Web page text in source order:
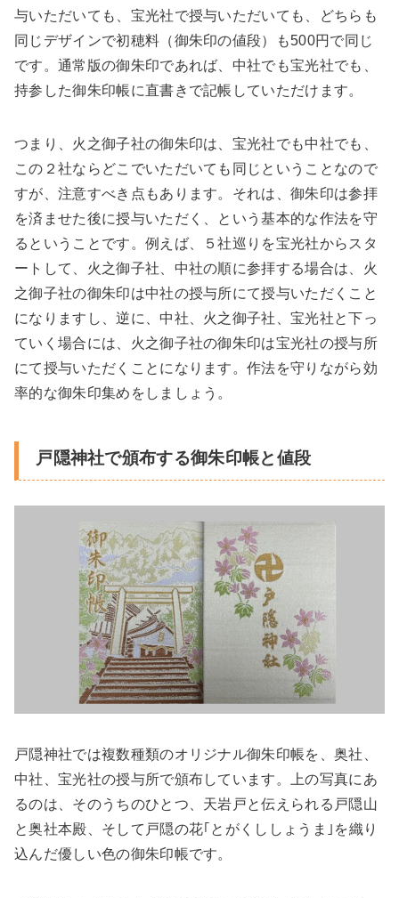
与いただいても、宝光社で授与いただいても、どちらも
同じデザインで初穂料（御朱印の値段）も500円で同じ
です。通常版の御朱印であれば、中社でも宝光社でも、
持参した御朱印帳に直書きで記帳していただけます。
つまり、火之御子社の御朱印は、宝光社でも中社でも、
この２社ならどこでいただいても同じということなので
すが、注意すべき点もあります。それは、御朱印は参拝
を済ませた後に授与いただく、という基本的な作法を守
るということです。例えば、５社巡りを宝光社からスタ
ートして、火之御子社、中社の順に参拝する場合は、火
之御子社の御朱印は中社の授与所にて授与いただくこと
になりますし、逆に、中社、火之御子社、宝光社と下っ
ていく場合には、火之御子社の御朱印は宝光社の授与所
にて授与いただくことになります。作法を守りながら効
率的な御朱印集めをしましょう。
戸隠神社で頒布する御朱印帳と値段
戸隠神社では複数種類のオリジナル御朱印帳を、奥社、
中社、宝光社の授与所で頒布しています。上の写真にあ
るのは、そのうちのひとつ、天岩戸と伝えられる戸隠山
と奥社本殿、そして戸隠の花｢とがくししょうま｣を織り
込んだ優しい色の御朱印帳です。